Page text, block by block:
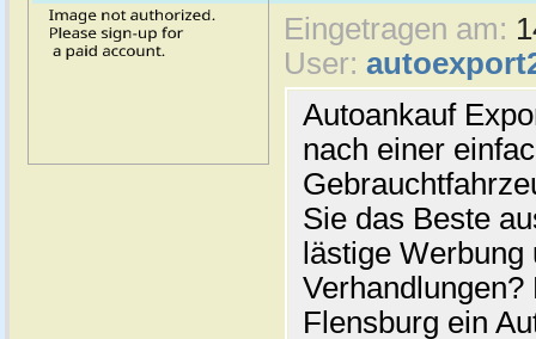
Eingetragen am:
User:
Autoankauf
nach einer
Sie das Beste
lästige
Flensburg ein